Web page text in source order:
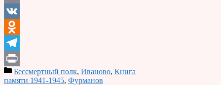
Email
VK
Odnoklassniki
Telegram
PrintБессмертный полк, Иваново, Книга
памяти 1941-1945, Фурманов